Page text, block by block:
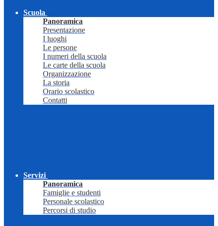
Scuola
Panoramica
Presentazione
I luoghi
Le persone
I numeri della scuola
Le carte della scuola
Organizzazione
La storia
Orario scolastico
Contatti
Servizi
Panoramica
Famiglie e studenti
Personale scolastico
Percorsi di studio